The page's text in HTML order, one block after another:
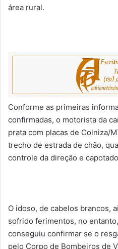
área rural.
Conforme as primeiras
confirmadas, o motorista da
prata com placas de Colniza/
trecho de estrada de chão,
controle da direção e
O idoso, de cabelos brancos,
sofrido ferimentos, no
conseguiu confirmar se o
pelo Corpo de Bombeiros de